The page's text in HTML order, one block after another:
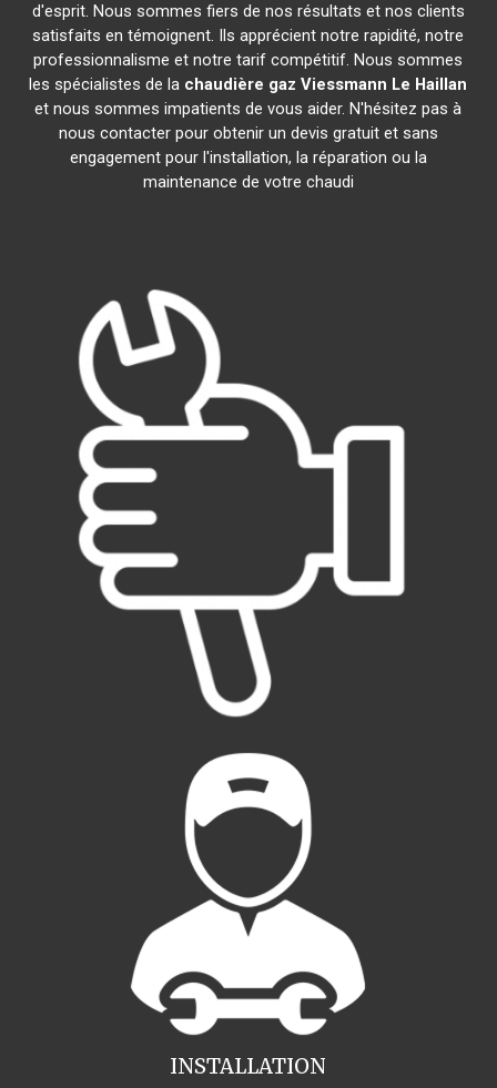
d'esprit. Nous sommes fiers de nos résultats et nos clients
satisfaits en témoignent. Ils apprécient notre rapidité, notre
professionnalisme et notre tarif compétitif. Nous sommes
les spécialistes de la chaudière gaz Viessmann Le Haillan
et nous sommes impatients de vous aider. N'hésitez pas à
nous contacter pour obtenir un devis gratuit et sans
engagement pour l'installation, la réparation ou la
maintenance de votre chaudi
INSTALLATION